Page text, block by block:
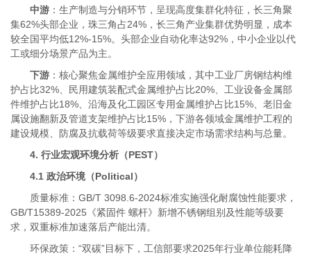
中游 ：生产制造与分销环节，呈现高度集群化特征，长三角聚
集62%头部企业，珠三角占24%，长三角产业集群优势明显，成本
较全国平均低12%-15%。头部企业自动化率达92%，中小企业以代
工或细分场景产品为主。
下游 ：核心聚焦金属维护全应用领域，其中工业厂房钢结构维
护占比32%、民用建筑装配式金属维护占比20%、工业设备金属部
件维护占比18%、沿海及化工园区专用金属维护占比15%、老旧金
属设施翻新及管道支架维护占比15%，下游各领域金属维护工程的
建设规模、防腐及抗载荷等级要求直接决定市场需求结构与总量。
4. 行业宏观环境分析（PEST）
4.1 政治环境（Political）
质量标准：GB/T 3098.6-2024标准实施强化耐腐蚀性能要求，
GB/T15389-2025《紧固件 螺杆》新增不锈钢组别及性能等级要
求，双重标准加速落后产能出清。
环保政策：“双碳”目标下，工信部要求2025年行业单位能耗降